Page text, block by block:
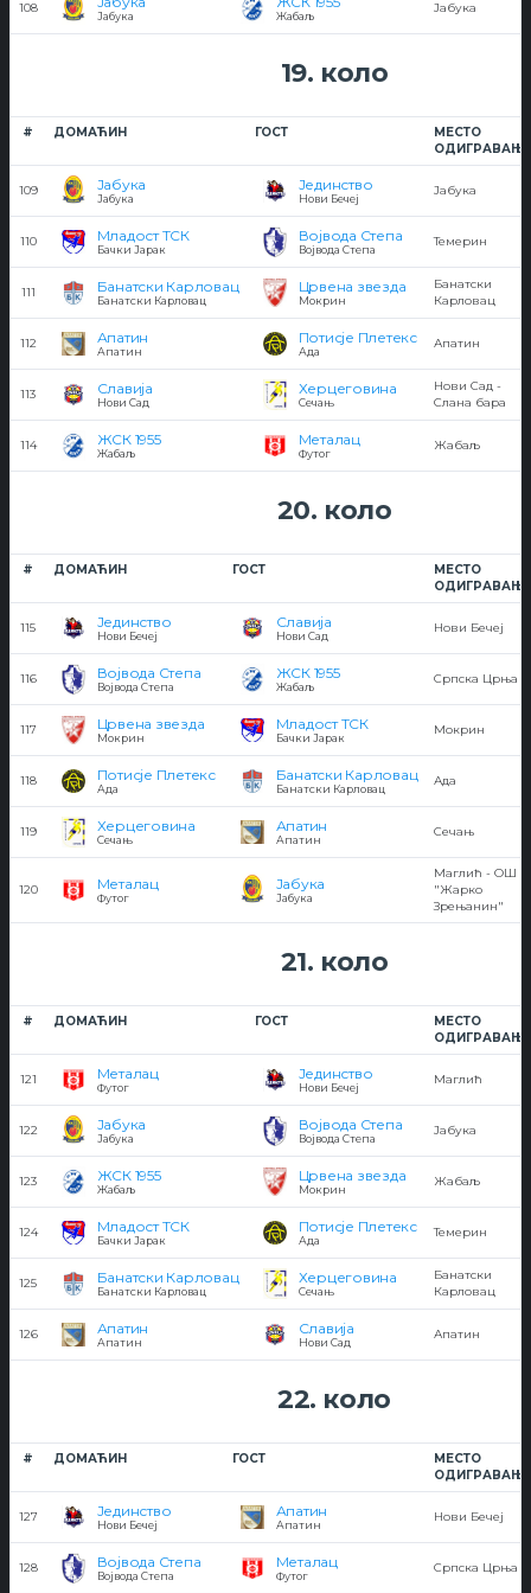
108
Јабука Жабаљ
Јабука
19. коло
# ДОМАЋИН ГОСТ
МЕСТО
109 Јабука
Јабука
Јединство
Нови Бечеј
Јабука
110 Младост ТСК
Бачки Јарак
Војвода Степа
Војвода Степа
Темерин
111 Банатски Карловац
Банатски Карловац
Црвена звезда
Мокрин
Банатски
Карловац
112 Апатин
Апатин
Потисје Плетекс
Ада
Апатин
113 Славија
Нови Сад
Херцеговина
Сечањ
Нови Сад -
Слана бара
114 ЖСК 1955
Жабаљ
Металац
Футог
Жабаљ
20. коло
# ДОМАЋИН ГОСТ
МЕСТО
115 Јединство
Нови Бечеј
Славија
Нови Сад
Нови Бечеј
116 Војвода Степа
Војвода Степа
ЖСК 1955
Жабаљ
Српска Црња
117 Црвена звезда
Мокрин
Младост ТСК
Бачки Јарак
Мокрин
118 Потисје Плетекс
Ада
Банатски Карловац
Банатски Карловац
Ада
119 Херцеговина
Сечањ
Апатин
Апатин
Сечањ
120 Металац
Футог
Јабука
Јабука
Маглић - ОШ
"Жарко
Зрењанин"
21. коло
# ДОМАЋИН ГОСТ
МЕСТО
121 Металац
Футог
Јединство
Нови Бечеј
Маглић
122 Јабука
Јабука
Војвода Степа
Војвода Степа
Јабука
123 ЖСК 1955
Жабаљ
Црвена звезда
Мокрин
Жабаљ
124 Младост ТСК
Бачки Јарак
Потисје Плетекс
Ада
Темерин
125 Банатски Карловац
Банатски Карловац
Херцеговина
Сечањ
Банатски
Карловац
126 Апатин
Апатин
Славија
Нови Сад
Апатин
22. коло
# ДОМАЋИН ГОСТ
МЕСТО
127 Јединство
Нови Бечеј
Апатин
Апатин
Нови Бечеј
128 Војвода Степа
Војвода Степа
Металац
Футог
Српска Црња